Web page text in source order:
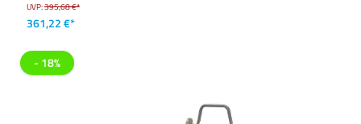
UVP:395,68 €*
361,22 €*
- 18%